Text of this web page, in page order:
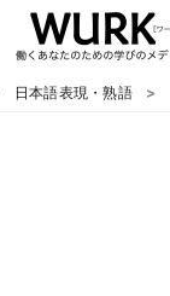
日本語表現・熟語